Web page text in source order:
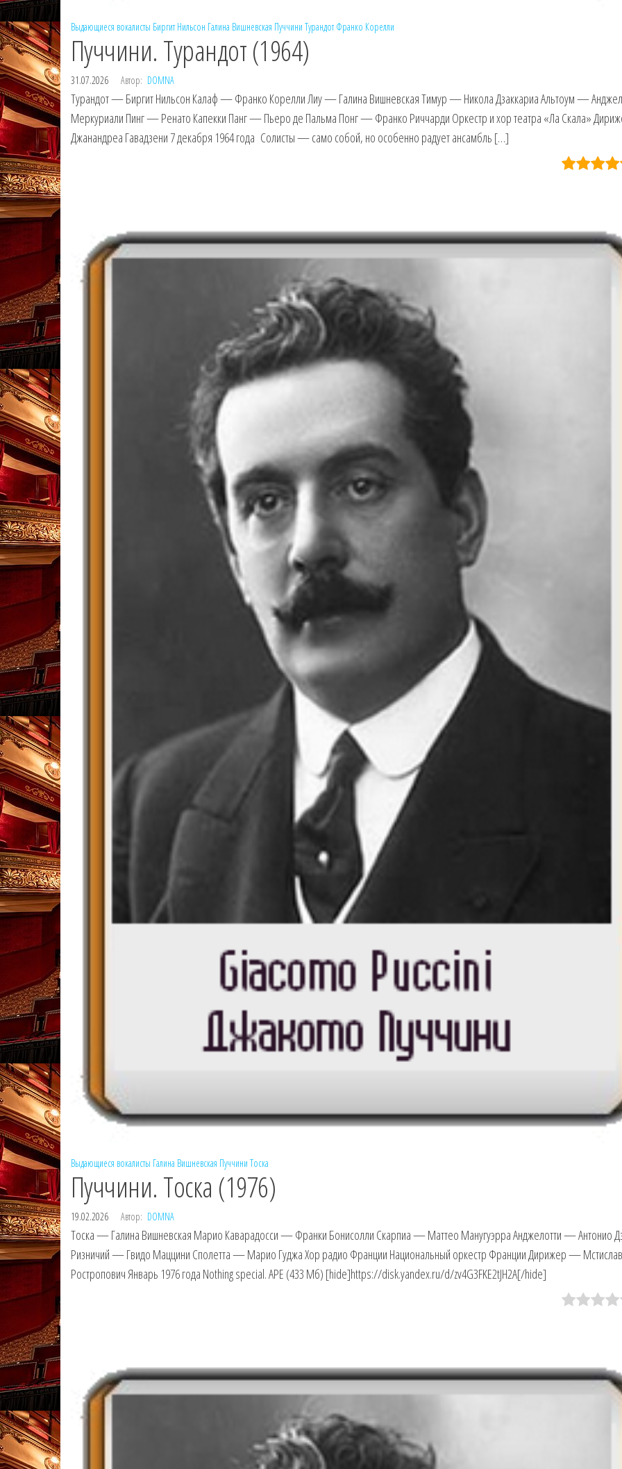
Выдающиеся вокалисты Биргит Нильсон Галина Вишневская Пуччини Турандот Франко Корелли
Пуччини. Турандот (1964)
31.07.2026 Автор: DOMNA
Турандот — Биргит Нильсон Калаф — Франко Корелли Лиу — Галина Вишневская Тимур — Никола Дзаккариа Альтоум —
Меркуриали Пинг — Ренато Капекки Панг — Пьеро де Пальма Понг — Франко Риччарди Оркестр и хор театра «Ла Скала»
Джанандреа Гавадзени 7 декабря 1964 года Солисты — само собой, но особенно радует ансамбль […]
Выдающиеся вокалисты Галина Вишневская Пуччини Тоска
Пуччини. Тоска (1976)
19.02.2026 Автор: DOMNA
Тоска — Галина Вишневская Марио Каварадосси — Франки Бонисолли Скарпиа — Маттео Манугуэрра Анджелотти — Антонио
Ризничий — Гвидо Маццини Сполетта — Марио Гуджа Хор радио Франции Национальный оркестр Франции Дирижер — Мстислав
Ростропович Январь 1976 года Nothing special. APE (433 Мб) [hide]https://disk.yandex.ru/d/zv4G3FKE2tJH2A[/hide]